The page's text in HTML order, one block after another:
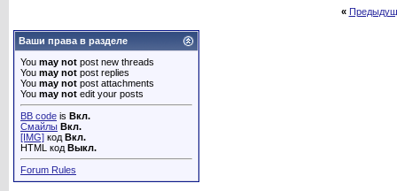
«
Ваши права в разделе
You may not post new threads
You may not post replies
You may not post attachments
You may not edit your posts
BB code is Вкл.
Смайлы Вкл.
[IMG] код Вкл.
HTML код Выкл.
Forum Rules